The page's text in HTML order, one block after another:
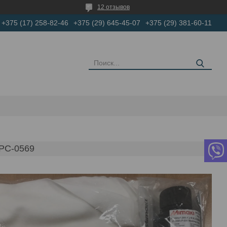
12 отзывов
+375 (17) 258-82-46 +375 (29) 645-45-07 +375 (29) 381-60-11
0569